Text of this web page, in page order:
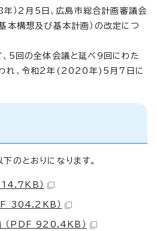
）2月5日、広島市総合計画審議会
本構想及び基本計画）の改定につ
、5回の全体会議と延べ9回にわた
れ、令和2年(2020年)5月7日に
のとおりになります。
14.7KB）
304.2KB）
（PDF 920.4KB）